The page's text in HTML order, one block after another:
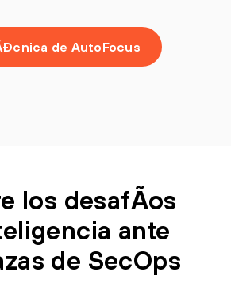
de AutoFocus
los desafÃ­os
ante
de SecOps